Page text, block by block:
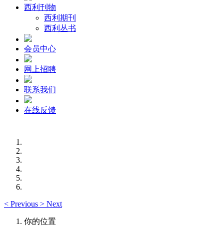
西利刊物
西利期刊
西利丛书
会员中心
网上招聘
联系我们
在线反馈
< Previous > Next
你的位置